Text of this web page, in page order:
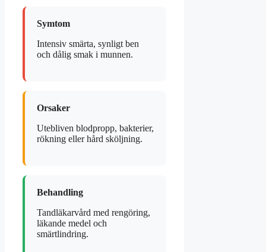
Symtom
Intensiv smärta, synligt ben
och dålig smak i munnen.
Orsaker
Utebliven blodpropp, bakterier,
rökning eller hård sköljning.
Behandling
Tandläkarvård med rengöring,
läkande medel och
smärtlindring.